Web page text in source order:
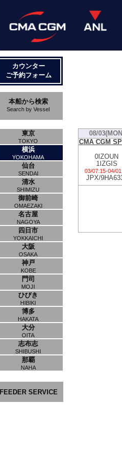
カウンター
ご予約フォーム
本船から検索
Search by Vessel
東京
TOKYO
横浜
YOKOHAMA
仙台
SENDAI
清水
SHIMIZU
御前崎
OMAEZAKI
名古屋
NAGOYA
四日市
YOKKAICHI
大阪
OSAKA
神戸
KOBE
門司
MOJI
ひびき
HIBIKI
博多
HAKATA
大分
OITA
志布志
SHIBUSHI
那覇
NAHA
FEEDER SERVICE
08/
CMA CGM
0IZOUN
1IZGIS
03/07:15-04/
JPX/